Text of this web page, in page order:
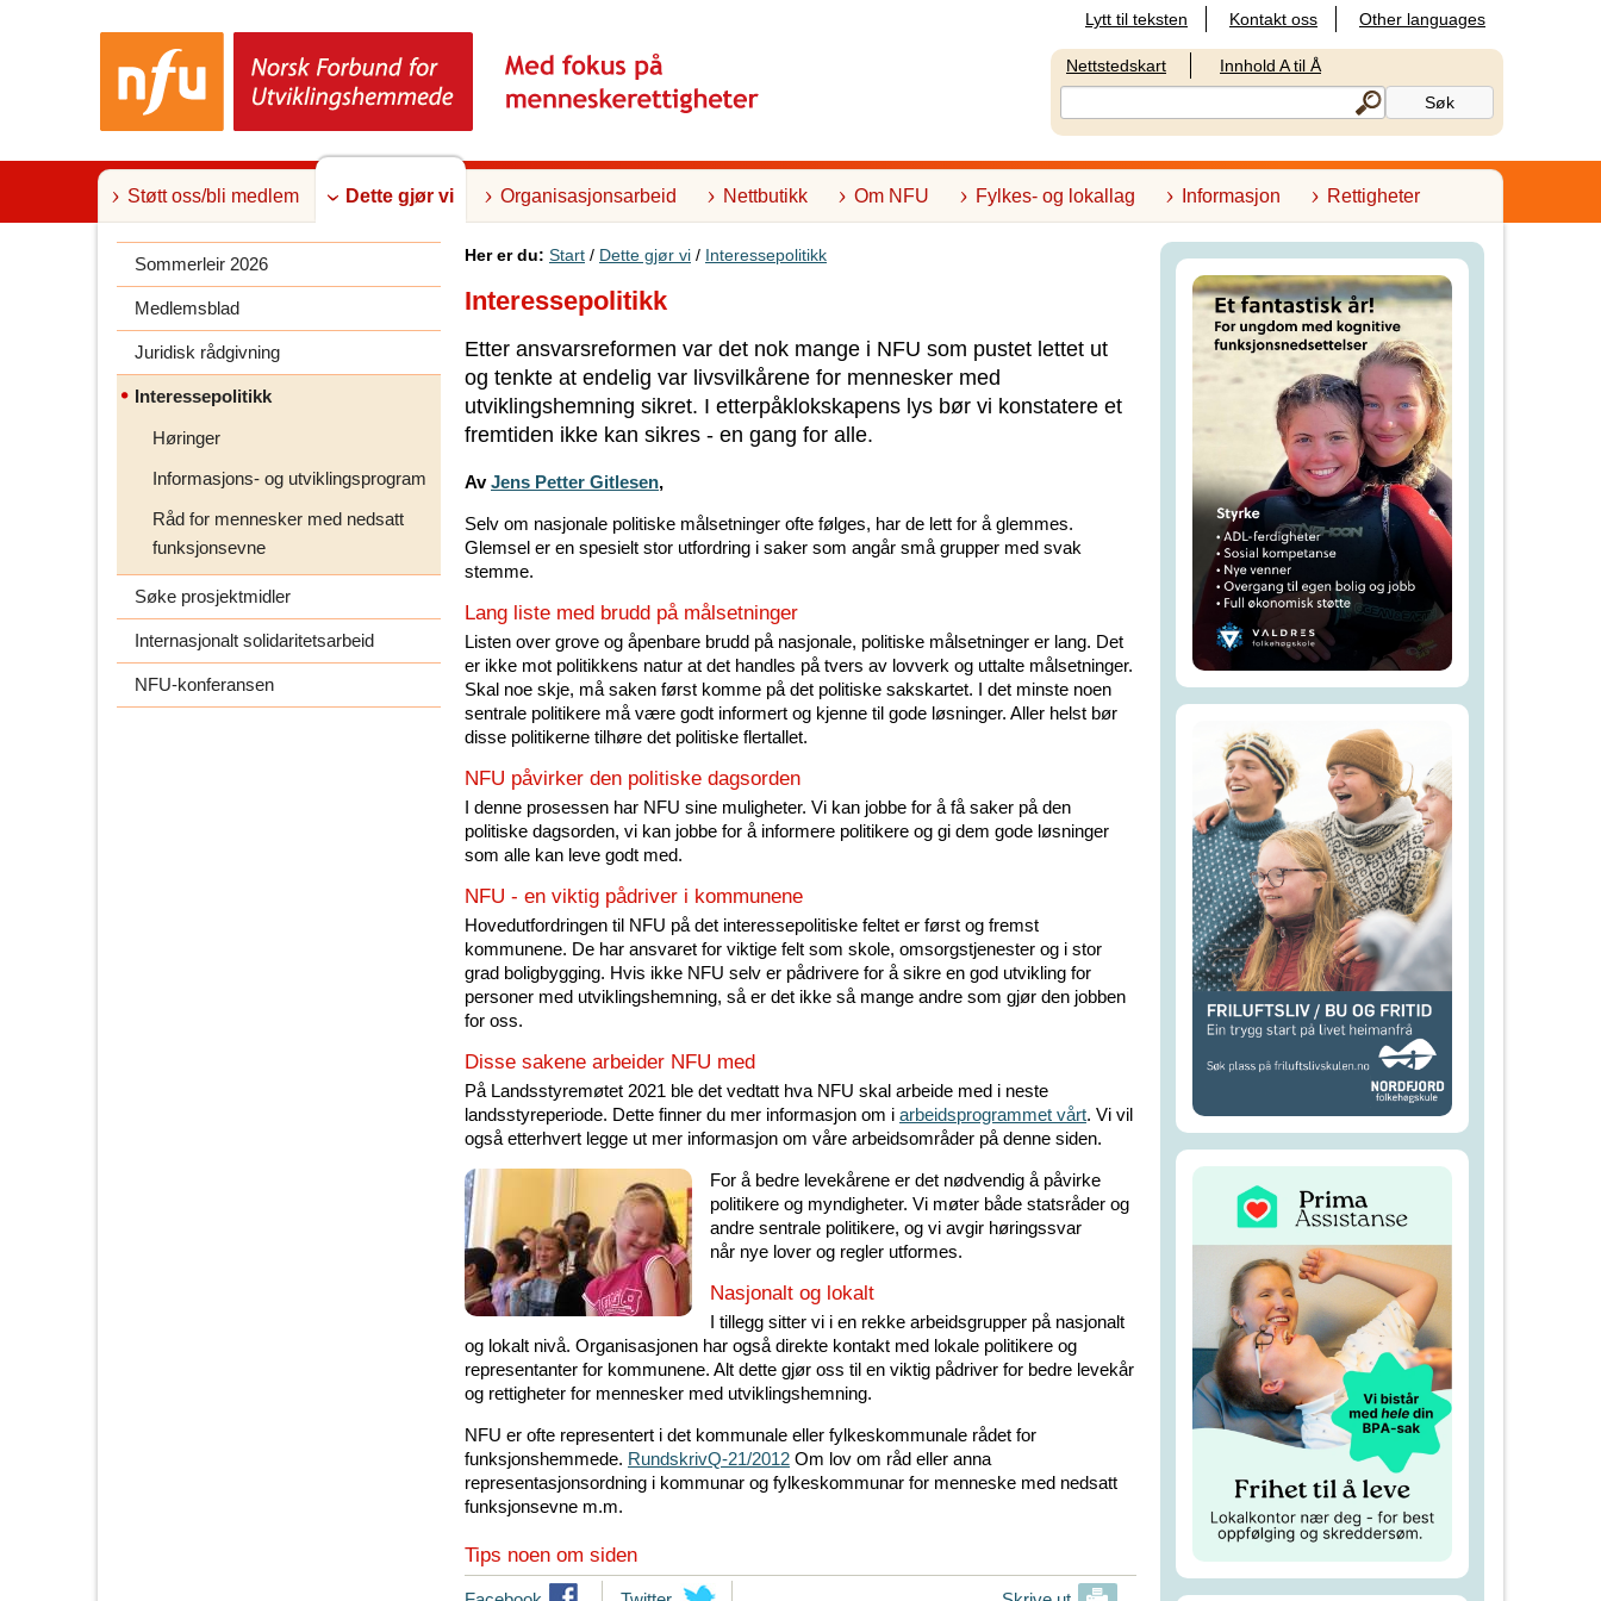
o
Lytt til teksten Kontakt oss Other languages
Nettstedskart Innhold A til Å
Støtt oss/bli medlem Dette gjør vi Organisasjonsarbeid Nettbutikk Om NFU Fylkes- og lokallag Informasjon Rettigheter
Sommerleir 2026
Medlemsblad
Juridisk rådgivning
Interessepolitikk
Høringer
Informasjons- og utviklingsprogram
Råd for mennesker med nedsatt
funksjonsevne
Søke prosjektmidler
Internasjonalt solidaritetsarbeid
NFU-konferansen
Her er du: Start / Dette gjør vi / Interessepolitikk
Interessepolitikk
Etter ansvarsreformen var det nok mange i NFU som pustet lettet ut
og tenkte at endelig var livsvilkårene for mennesker med
utviklingshemning sikret. I etterpåklokskapens lys bør vi konstatere et
fremtiden ikke kan sikres - en gang for alle.
AvJens Petter Gitlesen,
Selv om nasjonale politiske målsetninger ofte følges, har de lett for å glemmes.
Glemsel er en spesielt stor utfordring i saker som angår små grupper med svak
stemme.
Lang liste med brudd på målsetninger
Listen over grove og åpenbare brudd på nasjonale, politiske målsetninger er lang. Det
er ikke mot politikkens natur at det handles på tvers av lovverk og uttalte målsetninger.
Skal noe skje, må saken først komme på det politiske sakskartet. I det minste noen
sentrale politikere må være godt informert og kjenne til gode løsninger. Aller helst bør
disse politikerne tilhøre det politiske flertallet.
NFU påvirker den politiske dagsorden
I denne prosessen har NFU sine muligheter. Vi kan jobbe for å få saker på den
politiske dagsorden, vi kan jobbe for å informere politikere og gi dem gode løsninger
som alle kan leve godt med.
NFU - en viktig pådriver i kommunene
Hovedutfordringen til NFU på det interessepolitiske feltet er først og fremst
kommunene. De har ansvaret for viktige felt som skole, omsorgstjenester og i stor
grad boligbygging. Hvis ikke NFU selv er pådrivere for å sikre en god utvikling for
personer med utviklingshemning, så er det ikke så mange andre som gjør den jobben
for oss.
Disse sakene arbeider NFU med
På Landsstyremøtet 2021 ble det vedtatt hva NFU skal arbeide med i neste
landsstyreperiode. Dette finner du mer informasjon om i arbeidsprogrammet vårt. Vi vil
også etterhvert legge ut mer informasjon om våre arbeidsområder på denne siden.
For å bedre levekårene er det nødvendig å påvirke
politikere og myndigheter. Vi møter både statsråder og
andre sentrale politikere, og vi avgir høringssvar
når nye lover og regler utformes.
Nasjonalt og lokalt
I tillegg sitter vi i en rekke arbeidsgrupper på nasjonalt
og lokalt nivå. Organisasjonen har også direkte kontakt med lokale politikere og
representanter for kommunene. Alt dette gjør oss til en viktig pådriver for bedre levekår
og rettigheter for mennesker med utviklingshemning.
NFU er ofte representert i det kommunale eller fylkeskommunale rådet for
funksjonshemmede. RundskrivQ-21/2012 Om lov om råd eller anna
representasjonsordning i kommunar og fylkeskommunar for menneske med nedsatt
funksjonsevne m.m.
Tips noen om siden